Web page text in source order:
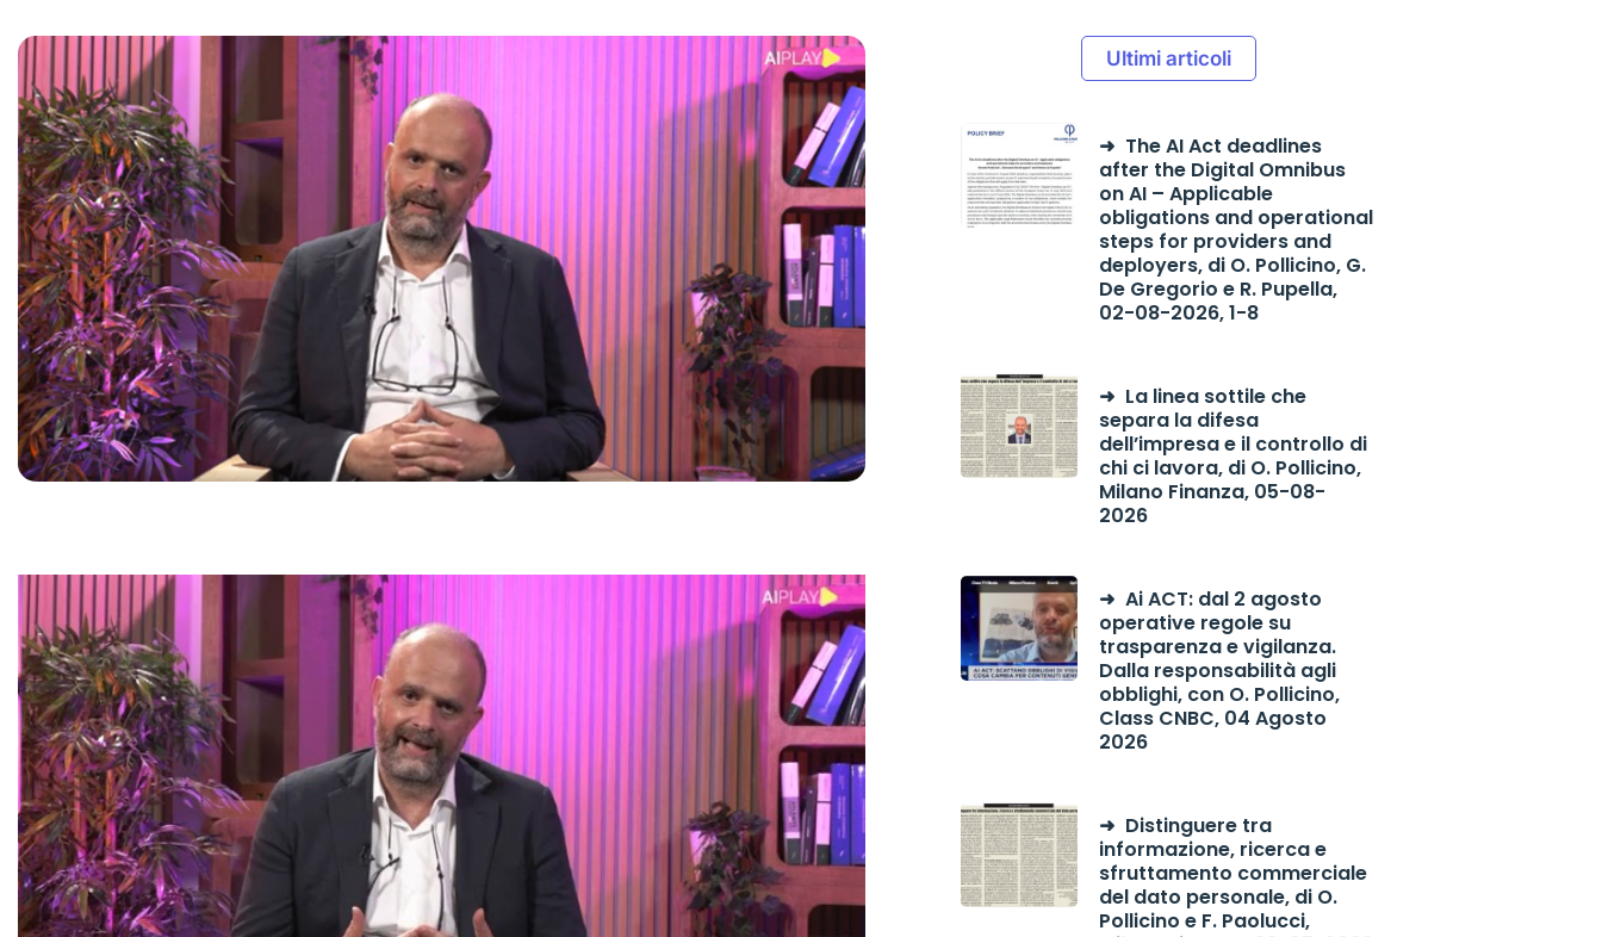
Ultimi articoli
The AI Act deadlines
after the Digital Omnibus
on AI – Applicable
obligations and operational
steps for providers and
deployers, di O. Pollicino, G.
De Gregorio e R. Pupella,
02-08-2026, 1-8
La linea sottile che
separa la difesa
dell’impresa e il controllo di
chi ci lavora, di O. Pollicino,
Milano Finanza, 05-08-
2026
Ai ACT: dal 2 agosto
operative regole su
trasparenza e vigilanza.
Dalla responsabilità agli
obblighi, con O. Pollicino,
Class CNBC, 04 Agosto
2026
Distinguere tra
informazione, ricerca e
sfruttamento commerciale
del dato personale, di O.
Pollicino e F. Paolucci,